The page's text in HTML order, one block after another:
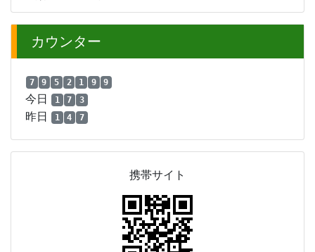
カウンター
7 9 5 2 1 9 9
今日 1 7 3
昨日 1 4 7
携帯サイト